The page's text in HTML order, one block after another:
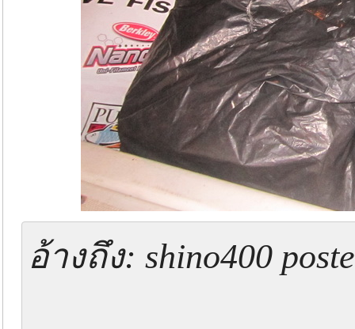
อ้างถึง: shino400